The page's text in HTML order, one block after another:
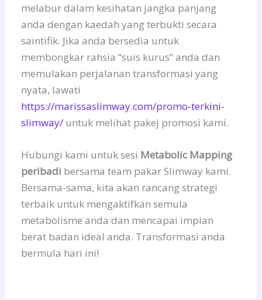
melabur dalam kesihatan jangka panjang
anda dengan kaedah yang terbukti secara
saintifik. Jika anda bersedia untuk
membongkar rahsia “suis kurus” anda dan
memulakan perjalanan transformasi yang
nyata, lawati
https://marissaslimway.com/promo-terkini-
slimway/ untuk melihat pakej promosi kami.
Hubungi kami untuk sesi Metabolic Mapping
peribadi bersama team pakar Slimway kami.
Bersama-sama, kita akan rancang strategi
terbaik untuk mengaktifkan semula
metabolisme anda dan mencapai impian
berat badan ideal anda. Transformasi anda
bermula hari ini!